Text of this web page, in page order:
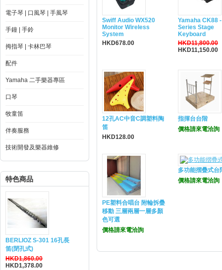
電子琴 | 口風琴 | 手風琴
手鐘 | 手鈴
拇指琴 | 卡林巴琴
配件
Yamaha 二手樂器專區
口琴
牧童笛
伴奏服務
技術開發及樂器維修
特色商品
BERLIOZ S-301 16孔長
笛(閉孔式)
HKD1,860.00
HKD1,378.00
Swiff Audio WX520
Monitor Wireless
System
HKD678.00
Yamaha CK88
Series Stage
Keyboard
HKD11,800.00
HKD11,150.00
12孔AC中音C調塑料陶
笛
HKD128.00
指揮台台階
價格請來電洽詢
PE塑料合唱台 附輪拆疊
移動 三層兩層一層多顏
色可選
價格請來電洽詢
多功能摺疊式台
價格請來電洽詢